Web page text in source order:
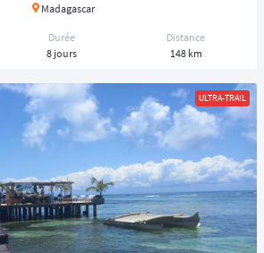
Madagascar
Durée
8 jours
Distance
148 km
ULTRA-TRAIL